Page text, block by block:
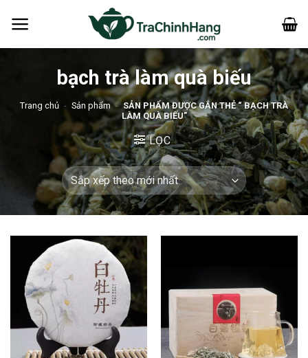
qua
bạch trà làm quà biếu
Trang chủ - Sản phẩm - SẢN PHẨM ĐƯỢC GẮN THẺ “ BẠCH TRÀ
LÀM QUÀ BIẾU”
LỌC